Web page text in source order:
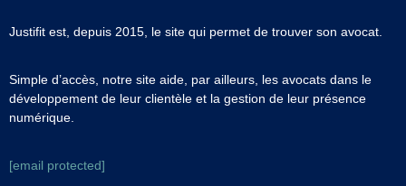
Justifit est, depuis 2015, le site qui permet de trouver son avocat.
Simple d’accès, notre site aide, par ailleurs, les avocats dans le
développement de leur clientèle et la gestion de leur présence
numérique.
[email protected]